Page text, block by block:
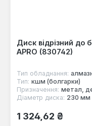
Диск відрізний до
APRO (830742)
Тип обладнання:
Тип: кшм (болгарки)
Призначення: метал,
Діаметр диска: 230 мм
Звичайна ціна:
1 324,62 ₴